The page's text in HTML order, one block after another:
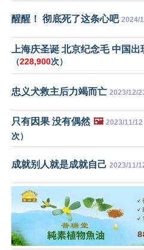
醒醒！ 彻底死了这条心吧 2024/
上海庆圣诞 北京纪念毛 中国
（228,900次）
忠义犬救主后力竭而亡 2023/12/
只有因果 没有偶然 🖼️ 2023/11/12
次）
成就别人就是成就自己 2023/11/